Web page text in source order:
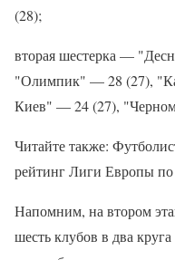
(28);
вторая шестерка —
"Олимпик" — 28 (27),
Киев" — 24 (27),
Читайте также:
рейтинг Лиги Европы по
Напомним, на втором
шесть клубов в два